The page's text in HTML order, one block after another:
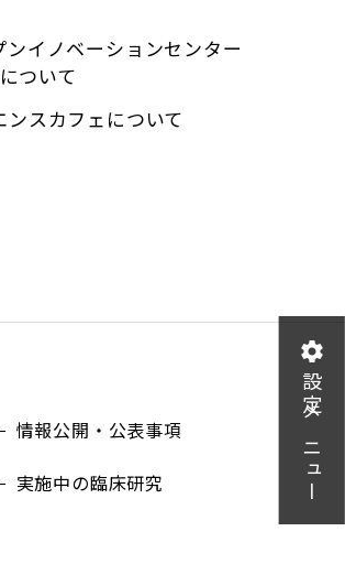
ンイノベーションセンター
ついて
ンスカフェについて
情報公開・公表事項
実施中の臨床研究 設定メニュー